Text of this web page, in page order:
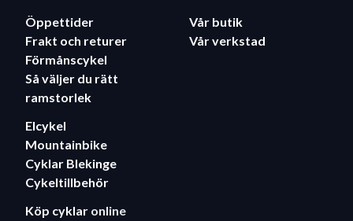
Öppettider
Frakt och returer
Förmånscykel
Så väljer du rätt
ramstorlek
Elcykel
Mountainbike
Cyklar Blekinge
Cykeltillbehör
Köp cyklar online
Vår butik
Vår verkstad